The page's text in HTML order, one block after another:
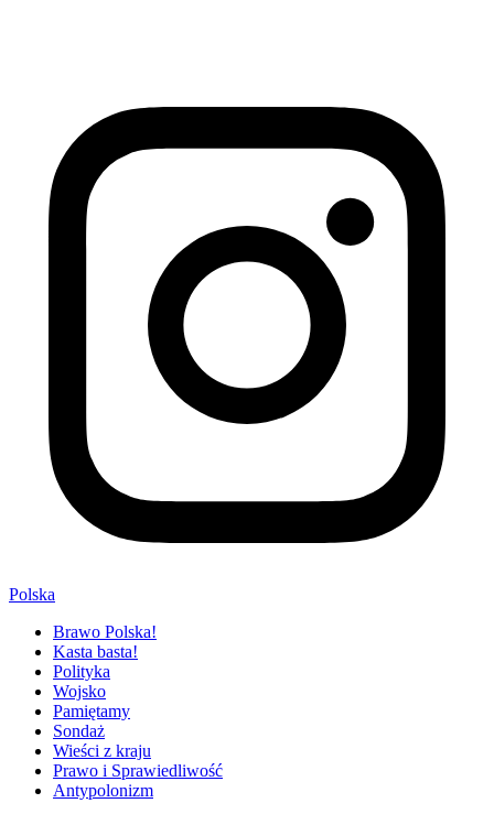
Polska
Brawo Polska!
Kasta basta!
Polityka
Wojsko
Pamiętamy
Sondaż
Wieści z kraju
Prawo i Sprawiedliwość
Antypolonizm